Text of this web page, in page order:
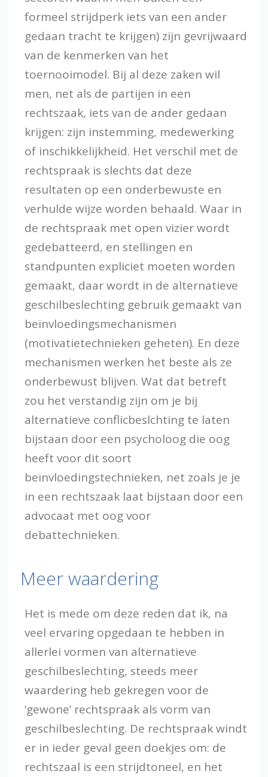
formeel strijdperk iets van een ander
gedaan tracht te krijgen) zijn gevrijwaard
van de kenmerken van het
toernooimodel. Bij al deze zaken wil
men, net als de partijen in een
rechtszaak, iets van de ander gedaan
krijgen: zijn instemming, medewerking
of inschikkelijkheid. Het verschil met de
rechtspraak is slechts dat deze
resultaten op een onderbewuste en
verhulde wijze worden behaald. Waar in
de rechtspraak met open vizier wordt
gedebatteerd, en stellingen en
standpunten expliciet moeten worden
gemaakt, daar wordt in de alternatieve
geschilbeslechting gebruik gemaakt van
beïnvloedingsmechanismen
(motivatietechnieken geheten). En deze
mechanismen werken het beste als ze
onderbewust blijven. Wat dat betreft
zou het verstandig zijn om je bij
alternatieve conflicbeslchting te laten
bijstaan door een psycholoog die oog
heeft voor dit soort
beïnvloedingstechnieken, net zoals je je
in een rechtszaak laat bijstaan door een
advocaat met oog voor
debattechnieken.
Meer waardering
Het is mede om deze reden dat ik, na
veel ervaring opgedaan te hebben in
allerlei vormen van alternatieve
geschilbeslechting, steeds meer
waardering heb gekregen voor de
‘gewone’ rechtspraak als vorm van
geschilbeslechting. De rechtspraak windt
er in ieder geval geen doekjes om: de
rechtszaal is een strijdtoneel, en het